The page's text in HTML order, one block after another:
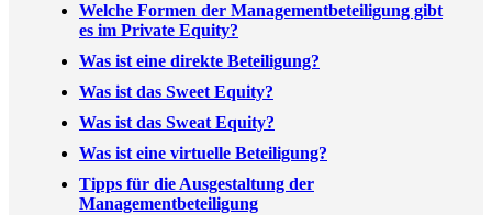
Welche Formen der Managementbeteiligung gibt
es im Private Equity?
Was ist eine direkte Beteiligung?
Was ist das Sweet Equity?
Was ist das Sweat Equity?
Was ist eine virtuelle Beteiligung?
Tipps für die Ausgestaltung der
Managementbeteiligung